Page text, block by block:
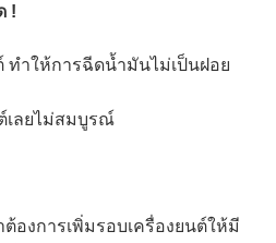
!
ำให้การฉีดน้ำมันไม่เป็นฝอย
เลยไม่สมบูรณ์
ต้องการเพิ่มรอบเครื่องยนต์ให้มี